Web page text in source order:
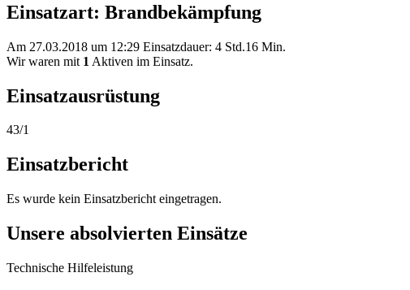
Einsatzart: Brandbekämpfung
Am 27.03.2018 um 12:29 Einsatzdauer: 4 Std.16 Min.
Wir waren mit 1 Aktiven im Einsatz.
Einsatzausrüstung
43/1
Einsatzbericht
Es wurde kein Einsatzbericht eingetragen.
Unsere absolvierten Einsätze
Technische Hilfeleistung